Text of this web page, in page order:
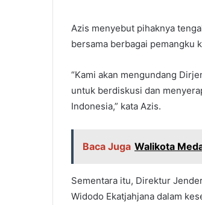
Azis menyebut pihaknya
bersama berbagai pemangku
“Kami akan mengundang
untuk berdiskusi dan
Indonesia,” kata Azis.
Baca Juga Walikota
Sementara itu, Direktur
Widodo Ekatjahjana dalam